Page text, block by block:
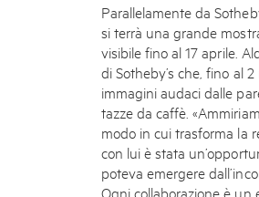
Parallelamente da
si terrà una grande
visibile fino al 17 aprile.
di Sotheby’s che, fino al
immagini audaci dalle
tazze da caffè.
modo in cui trasforma la
con lui è stata
poteva emergere
Ogni collaborazione è un